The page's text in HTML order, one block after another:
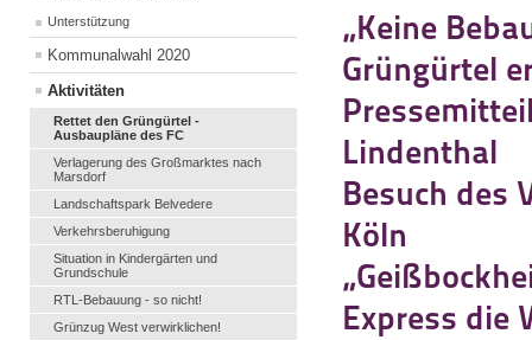
Unterstützung
Kommunalwahl 2020
Aktivitäten
Rettet den Grüngürtel -
Ausbaupläne des FC
Verlagerung des Großmarktes nach
Marsdorf
Landschaftspark Belvedere
Verkehrsberuhigung
Situation in Kindergärten und
Grundschule
RTL-Bebauung - so nicht!
Grünzug West verwirklichen!
„Keine
Grüngürtel
Lindenthal
Besuch des
Köln
Express die